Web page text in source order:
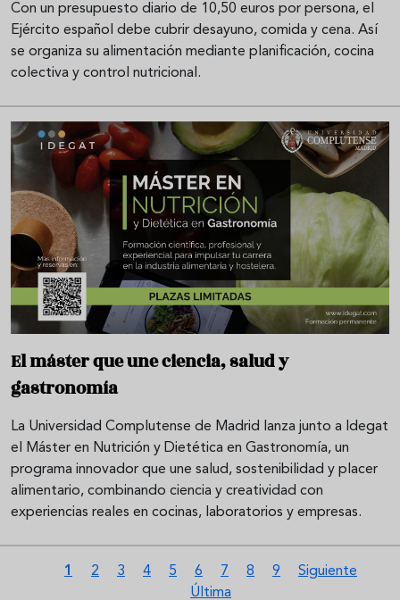
Con un presupuesto diario de 10,50 euros por persona, el
Ejército español debe cubrir desayuno, comida y cena. Así
se organiza su alimentación mediante planificación, cocina
colectiva y control nutricional.
El máster que une ciencia, salud y
gastronomía
La Universidad Complutense de Madrid lanza junto a Idegat
el Máster en Nutrición y Dietética en Gastronomía, un
programa innovador que une salud, sostenibilidad y placer
alimentario, combinando ciencia y creatividad con
experiencias reales en cocinas, laboratorios y empresas.
PaginaciónPágina actual
1 Página
2 Página
3 Página
4 Página
5 Página
6 Página
7 Página
8 Página
9 Siguiente
Siguiente
Última